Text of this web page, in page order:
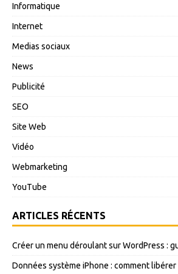
Informatique
Internet
Medias sociaux
News
Publicité
SEO
Site Web
Vidéo
Webmarketing
YouTube
ARTICLES RÉCENTS
Créer un menu déroulant sur WordPress :
Données système iPhone : comment libérer